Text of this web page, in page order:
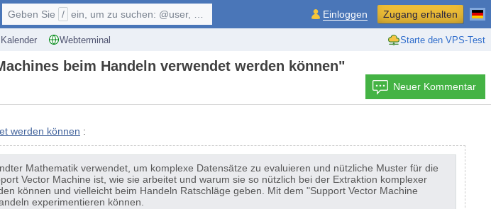
Kalender Webterminal Starte den VPS-Test
Geben Sie / ein, um zu suchen: @user, $symbol, ... Einloggen Zugang erhalten
beim Handeln verwendet werden können"
Neuer Kommentar
werden können :
Mathematik verwendet, um komplexe Datensätze zu evaluieren und nützliche Muster für die
Vector Machine ist, wie sie arbeitet und warum sie so nützlich bei der Extraktion komplexer
können und vielleicht beim Handeln Ratschläge geben. Mit dem "Support Vector Machine
experimentieren können.